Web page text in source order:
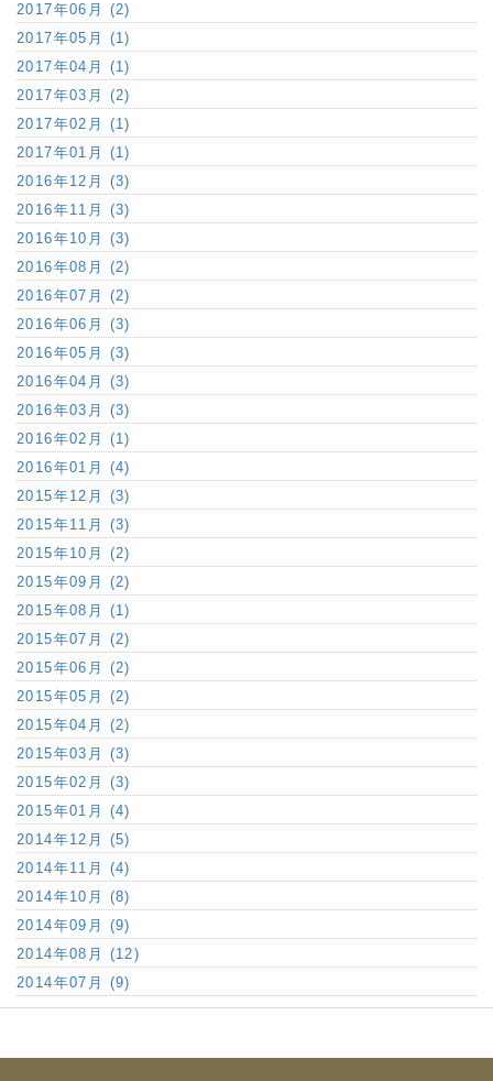
2017年06月 (2)
2017年05月 (1)
2017年04月 (1)
2017年03月 (2)
2017年02月 (1)
2017年01月 (1)
2016年12月 (3)
2016年11月 (3)
2016年10月 (3)
2016年08月 (2)
2016年07月 (2)
2016年06月 (3)
2016年05月 (3)
2016年04月 (3)
2016年03月 (3)
2016年02月 (1)
2016年01月 (4)
2015年12月 (3)
2015年11月 (3)
2015年10月 (2)
2015年09月 (2)
2015年08月 (1)
2015年07月 (2)
2015年06月 (2)
2015年05月 (2)
2015年04月 (2)
2015年03月 (3)
2015年02月 (3)
2015年01月 (4)
2014年12月 (5)
2014年11月 (4)
2014年10月 (8)
2014年09月 (9)
2014年08月 (12)
2014年07月 (9)